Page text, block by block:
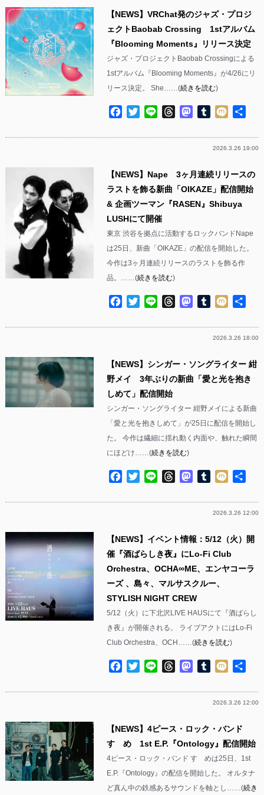
【NEWS】VRChat発のジャズ・プロジ
ェクトBaobab Crossing 1stアルバム
『Blooming Moments』リリース決定
ジャズ・プロジェクトBaobab Crossingによる
1stアルバム『Blooming Moments』が4/26にリ
リース決定。 She……(続きを読む)
Facebook
TwitterLine ThreadsMastodon
Tumblr
Mixi
2026.3.26 19:00
【NEWS】Nape 3ヶ月連続リリースの
ラストを飾る新曲「OIKAZE」配信開始
& 企画ツーマン『RASEN』Shibuya
LUSHにて開催
東京 渋谷を拠点に活動するロックバンドNape
は25日、新曲「OIKAZE」の配信を開始した。
今作は3ヶ月連続リリースのラストを飾る作
品。……(続きを読む)
Facebook
TwitterLine ThreadsMastodon
Tumblr
Mixi
2026.3.26 18:00
【NEWS】シンガー・ソングライター 紺
野メイ 3年ぶりの新曲「愛と光を抱き
しめて」配信開始
シンガー・ソングライター 紺野メイによる新曲
「愛と光を抱きしめて」が25日に配信を開始し
た。 今作は繊細に揺れ動く内面や、触れた瞬間
にほどけ……(続きを読む)
Facebook
TwitterLine ThreadsMastodon
Tumblr
Mixi
2026.3.26 12:00
【NEWS】イベント情報：5/12（火）開
催『酒ばらしき夜』にLo-Fi Club
Orchestra、OCHA∞ME、エンヤコーラ
ーズ 、島々、マルサスクルー、
STYLISH NIGHT CREW
5/12（火）に下北沢LIVE HAUSにて『酒ばらし
き夜』が開催される。 ライブアクトにはLo-Fi
Club Orchestra、OCH……(続きを読む)
Facebook
TwitterLine ThreadsMastodon
Tumblr
Mixi
2026.3.26 12:00
【NEWS】4ピース・ロック・バンド
すゝめ 1st E.P.『Ontology』配信開始
4ピース・ロック・バンド すゝめは25日、1st
E.P.『Ontology』の配信を開始した。 オルタナ
ど真ん中の鉄感あるサウンドを軸とし……(続き